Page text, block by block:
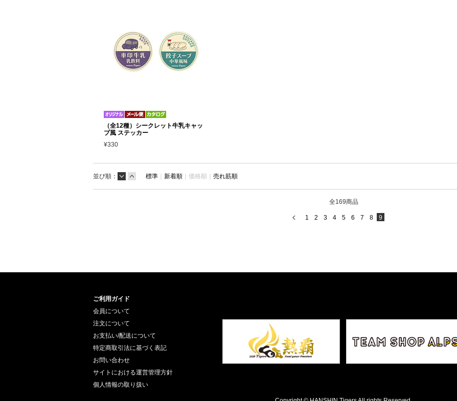
（全12種）シークレット牛乳キャッ
プ風 ステッカー
¥330
並び順： 標準 ｜ 新着順 ｜ 価格順｜ 売れ筋順
全169商品
1 2 3 4 5 6 7 8 9
ご利用ガイド
会員について
注文について
お支払い/配送について
特定商取引法に基づく表記
お問い合わせ
サイトにおける運営管理方針
個人情報の取り扱い